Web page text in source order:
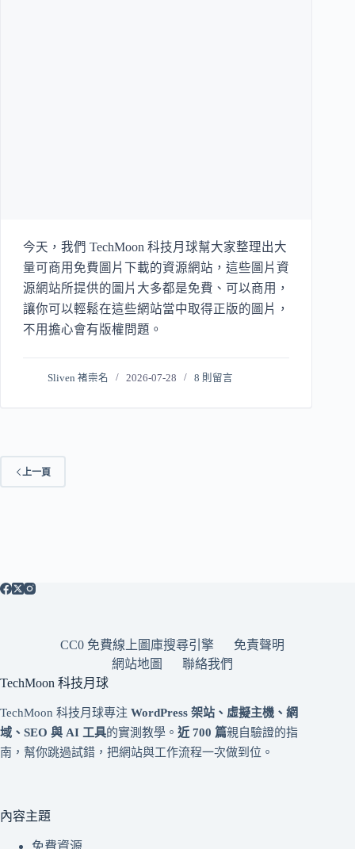
今天，我們 TechMoon 科技月球幫大家整理出大
量可商用免費圖片下載的資源網站，這些圖片資
源網站所提供的圖片大多都是免費、可以商用，
讓你可以輕鬆在這些網站當中取得正版的圖片，
不用擔心會有版權問題。
Sliven 褚崇名 2026-07-28 8 則留言
上一頁
CC0 免費線上圖庫搜尋引擎
免責聲明
網站地圖
聯絡我們
TechMoon 科技月球
TechMoon 科技月球專注 WordPress 架站、虛擬主機、網
域、SEO 與 AI 工具的實測教學。 近 700 篇親自驗證的指
南，幫你跳過試錯，把網站與工作流程一次做到位。
內容主題